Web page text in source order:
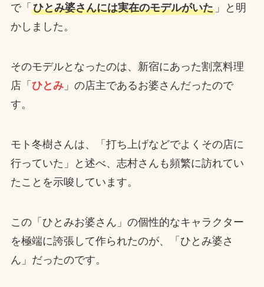
で「 ひとみ婆さんには実在のモデルがいた」と明
かしました。
そのモデルとなったのは、新宿にあった割烹料理
店「 ひとみ」の店主であるお婆さんだったので
す。
モト冬樹さんは、「打ち上げなどでよくその店に
行っていた」と述べ、志村さんも頻繁に訪れてい
たことを示唆しています。
この「ひとみお婆さん」の個性的なキャラクター
を極端に誇張して作られたのが、「ひとみ婆さ
ん」だったのです。